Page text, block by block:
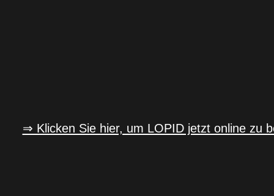
⇒ Klicken Sie hier, um LOPID jetzt online zu